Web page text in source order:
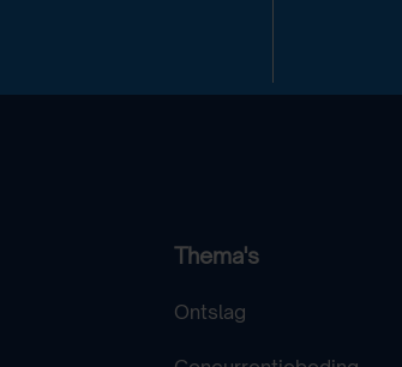
Thema's
Ontslag